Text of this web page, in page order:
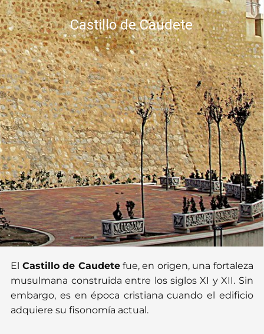
Castillo de Caudete
El Castillo de Caudetefue, en origen, una fortaleza
musulmana construida entre los siglos XI y XII. Sin
embargo, es en época cristiana cuando el edificio
adquiere su fisonomía actual.